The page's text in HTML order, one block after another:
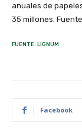
anuales de
35 millones.
FUENTE: LIGNUM
Facebook